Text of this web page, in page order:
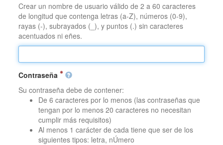
Crear un nombre de usuario válido de 2 a 60 caracteres
de longitud que contenga letras (a-Z), números (0-9),
rayas (-), subrayados (_), y puntos (.) sin caracteres
acentuados ni eñes.
Contraseña
Su contraseña debe de contener:
De 6 caracteres por lo menos (las contraseñas que
tengan por lo menos 20 caracteres no necesitan
cumplir más requisitos)
Al menos 1 carácter de cada tiene que ser de los
siguientes tipos: letra, nÚmero